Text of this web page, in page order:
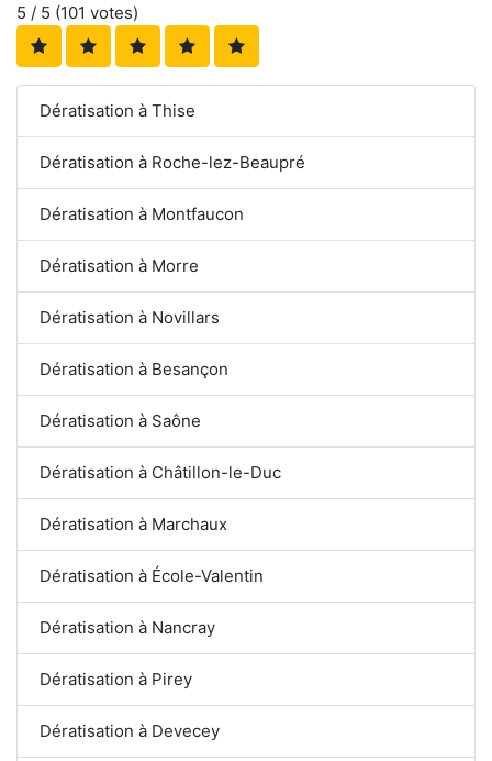
5 / 5 (101 votes)
Dératisation à Thise
Dératisation à Roche-lez-Beaupré
Dératisation à Montfaucon
Dératisation à Morre
Dératisation à Novillars
Dératisation à Besançon
Dératisation à Saône
Dératisation à Châtillon-le-Duc
Dératisation à Marchaux
Dératisation à École-Valentin
Dératisation à Nancray
Dératisation à Pirey
Dératisation à Devecey